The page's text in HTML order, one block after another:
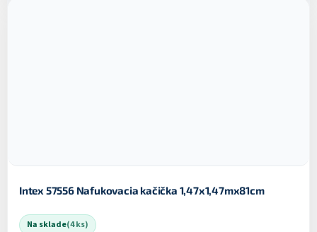
Intex 57556 Nafukovacia kačička 1,47x1,47mx81cm
Na sklade(4 ks)